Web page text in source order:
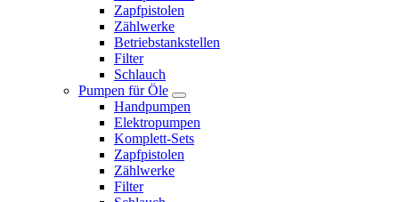
Zapfpistolen
Zählwerke
Betriebstankstellen
Filter
Schlauch
Pumpen für Öle
Handpumpen
Elektropumpen
Komplett-Sets
Zapfpistolen
Zählwerke
Filter